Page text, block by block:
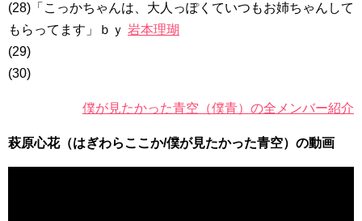
(28)「こっかちゃんは、大人っぽくていつもお姉ちゃんして
もらってます」ｂｙ 岩本理瑚
(29)
(30)
僕が見たかった青空（僕青）の全メンバー紹介
萩原心花（はぎわらここか/僕が見たかった青空）の動画